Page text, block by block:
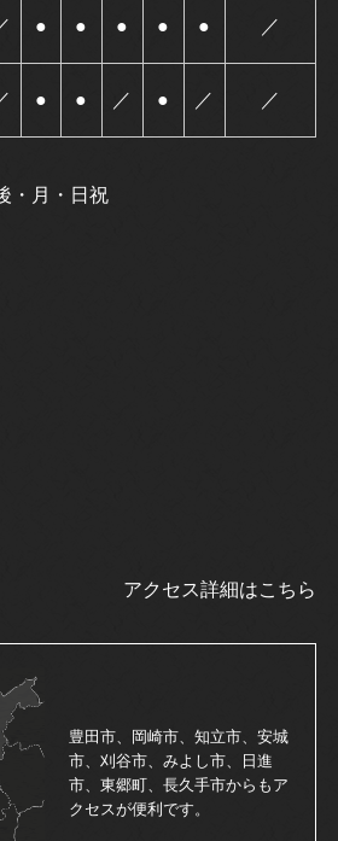
● ● ● ● ● ／
● ● ／ ● ／ ／
・月・日祝
アクセス詳細はこちら
豊田市、岡崎市、知立市、安城
市、刈谷市、みよし市、日進
市、東郷町、長久手市からもア
クセスが便利です。